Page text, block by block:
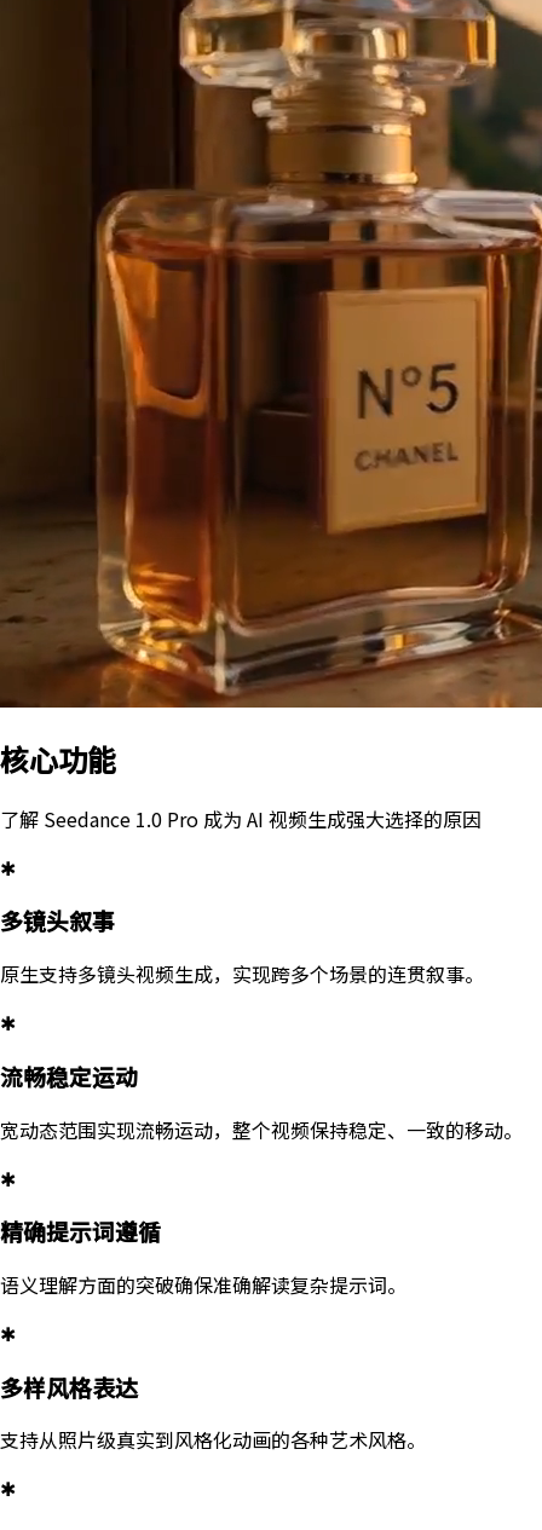
核心功能
了解 Seedance 1.0 Pro 成为 AI 视频生成强大选择的原因
✱
多镜头叙事
原生支持多镜头视频生成，实现跨多个场景的连贯叙事。
✱
流畅稳定运动
宽动态范围实现流畅运动，整个视频保持稳定、一致的移动。
✱
精确提示词遵循
语义理解方面的突破确保准确解读复杂提示词。
✱
多样风格表达
支持从照片级真实到风格化动画的各种艺术风格。
✱